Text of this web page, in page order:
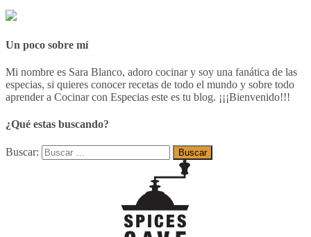
Un poco sobre mí
Mi nombre es Sara Blanco, adoro cocinar y soy una fanática de las
especias, si quieres conocer recetas de todo el mundo y sobre todo
aprender a Cocinar con Especias este es tu blog. ¡¡¡Bienvenido!!!
¿Qué estas buscando?
Buscar: